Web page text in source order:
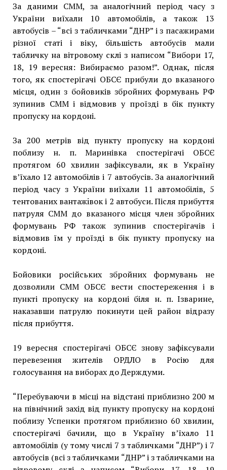
За даними СММ, за аналогічний період часу з
України виїхали 10 автомобілів, а також 13
автобусів – “всі з табличками “ДНР” і з пасажирами
різної статі і віку, більшість автобусів мали
табличку на вітровому склі з написом “Вибори 17,
18, 19 вересня: Вибираємо разом!”. Однак, після
того, як спостерігачі ОБСЄ прибули до вказаного
місця, один з бойовиків збройних формувань РФ
зупинив СММ і відмовив у проїзді в бік пункту
пропуску на кордоні.
За 200 метрів від пункту пропуску на кордоні
поблизу н. п. Маринівка спостерігачі ОБСЄ
протягом 60 хвилин зафіксували, як в Україну
в’їхало 12 автомобілів і 7 автобусів. За аналогічний
період часу з України виїхали 11 автомобілів, 5
тентованих вантажiвок і 2 автобуси. Після прибуття
патруля СММ до вказаного місця член збройних
формувань РФ також зупинив спостерігачів і
відмовив їм у проїзді в бік пункту пропуску на
кордоні.
Бойовики російських збройних формувань не
дозволили СММ ОБСЄ вести спостереження і в
пункті пропуску на кордоні біля н. п. Ізварине,
наказавши патрулю покинути цей район відразу
після прибуття.
19 вересня спостерігачі ОБСЄ знову зафіксували
перевезення жителів ОРДЛО в Росію для
голосування на виборах до Держдуми.
“Перебуваючи в місці на відстані приблизно 200 м
на північний захід від пункту пропуску на кордоні
поблизу Успенки протягом приблизно 60 хвилин,
спостерігачі бачили, що в Україну в’їхало 11
автомобілів (у тому числі 7 з табличками “ДНР”) і 7
автобусів (всі з табличками “ДНР” і з табличками на